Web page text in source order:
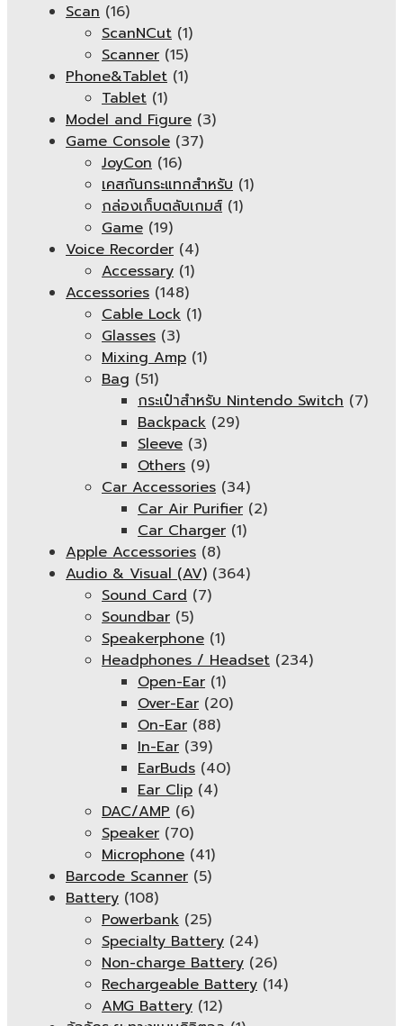
Scan (16)
ScanNCut (1)
Scanner (15)
Phone&Tablet (1)
Tablet (1)
Model and Figure (3)
Game Console (37)
JoyCon (16)
เคสกันกระแทกสำหรับ (1)
กล่องเก็บตลับเกมส์ (1)
Game (19)
Voice Recorder (4)
Accessary (1)
Accessories (148)
Cable Lock (1)
Glasses (3)
Mixing Amp (1)
Bag (51)
กระเป๋าสำหรับ Nintendo Switch (7)
Backpack (29)
Sleeve (3)
Others (9)
Car Accessories (34)
Car Air Purifier (2)
Car Charger (1)
Apple Accessories (8)
Audio & Visual (AV) (364)
Sound Card (7)
Soundbar (5)
Speakerphone (1)
Headphones / Headset (234)
Open-Ear (1)
Over-Ear (20)
On-Ear (88)
In-Ear (39)
EarBuds (40)
Ear Clip (4)
DAC/AMP (6)
Speaker (70)
Microphone (41)
Barcode Scanner (5)
Battery (108)
Powerbank (25)
Specialty Battery (24)
Non-charge Battery (26)
Rechargeable Battery (14)
AMG Battery (12)